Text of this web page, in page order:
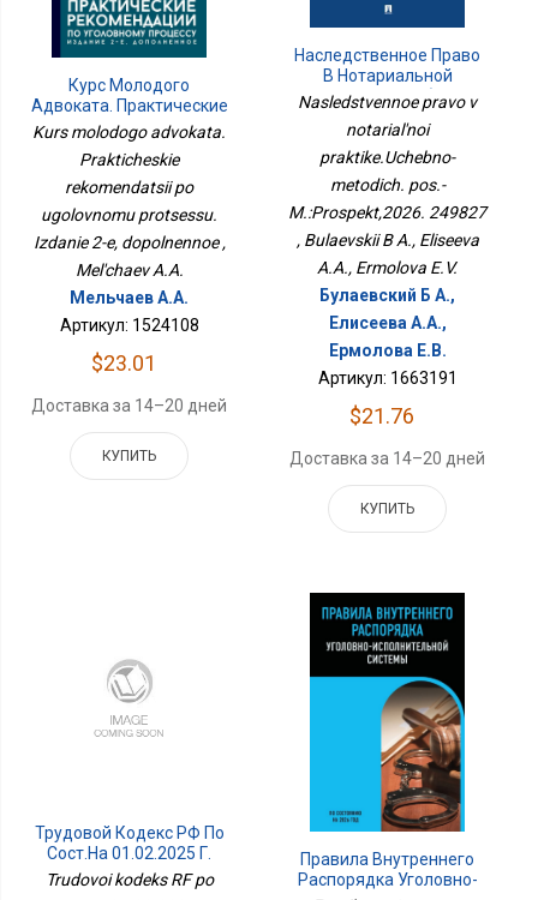
Курс Молодого
Адвоката. Практические
Рекомендации По
Уголовному Процессу.
Издание 2-Е,
Дополненное
Kurs molodogo advokata.
Prakticheskie
rekomendatsii po
ugolovnomu protsessu.
Izdanie 2-e, dopolnennoe ,
Mel'chaev A.A.
Мельчаев А.А.
Артикул: 1524108
$23.01
Доставка за 14–20 дней
КУПИТЬ
Наследственное Право
В Нотариальной
Практике.Учебно-
Методич. Пос.-
М.:Проспект,2026.
249827
Nasledstvennoe pravo v
notarial'noi
praktike.Uchebno-
metodich. pos.-
M.:Prospekt,2026. 249827
, Bulaevskii B A., Eliseeva
A.A., Ermolova E.V.
Булаевский Б А.,
Елисеева А.А.,
Ермолова Е.В.
Артикул: 1663191
$21.76
Доставка за 14–20 дней
КУПИТЬ
Трудовой Кодекс РФ По
Сост.на 01.02.2025 Г.
Trudovoi kodeks RF po
Правила Внутреннего
Распорядка Уголовно-